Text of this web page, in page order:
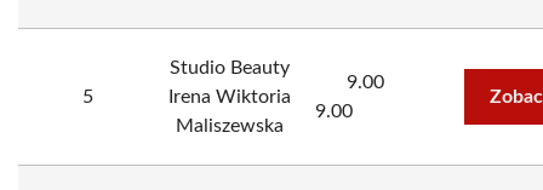
5
Studio Beauty
Irena Wiktoria
Maliszewska
9.00
9.00